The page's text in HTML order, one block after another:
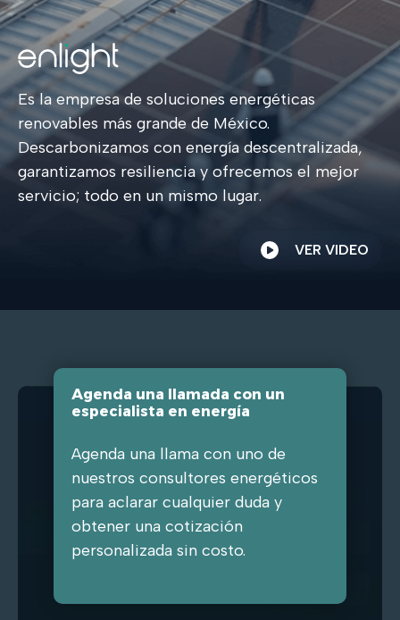
Es la empresa de soluciones energéticas
renovables más grande de México.
Descarbonizamos con energía descentralizada,
garantizamos resiliencia y ofrecemos el mejor
servicio; todo en un mismo lugar.
VER VIDEO
Agenda una llamada con un
especialista en energía
Agenda una llama con uno de
nuestros consultores energéticos
para aclarar cualquier duda y
obtener una cotización
personalizada sin costo.